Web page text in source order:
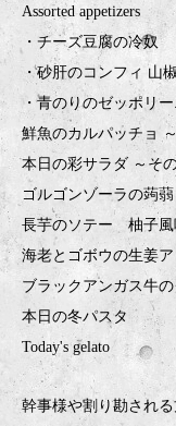
Assorted appetizers
・チーズ豆腐の冷奴
・砂肝のコンフィ 山
・青のりのゼッポリ
鮮魚のカルパッチョ
本日の彩サラダ ～そ
ゴルゴンゾーラの蒟
長芋のソテー 柚子風
海老とゴボウの生姜
ブラックアンガス牛
本日の冬パスタ
Today's gelato
幹事様や割り勘され